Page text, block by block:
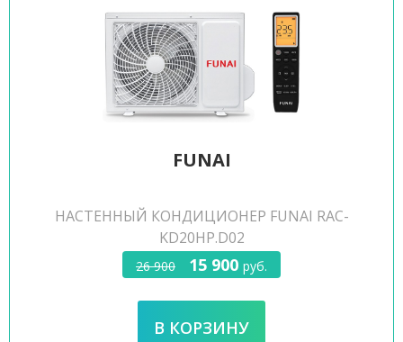
FUNAI
НАСТЕННЫЙ КОНДИЦИОНЕР FUNAI RAC-
KD20HP.D02
26 900 15 900 руб.